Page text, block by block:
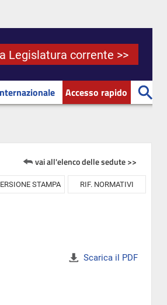
Legislatura corrente >>
Accesso rapido
vai all'elenco delle sedute >>
STAMPA RIF. NORMATIVI
Scarica il PDF